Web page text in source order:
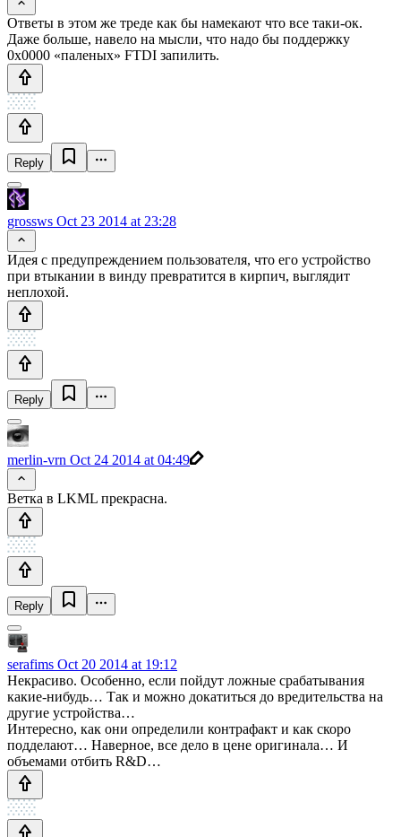
Ответы в этом же треде как бы намекают что все таки-ок.
Даже больше, навело на мысли, что надо бы поддержку
0x0000 «паленых» FTDI запилить.
Reply
grossws Oct 23 2014 at 23:28
Идея с предупреждением пользователя, что его устройство
при втыкании в винду превратится в кирпич, выглядит
неплохой.
Reply
merlin-vrn Oct 24 2014 at 04:49
Ветка в LKML прекрасна.
Reply
serafims Oct 20 2014 at 19:12
Некрасиво. Особенно, если пойдут ложные срабатывания
какие-нибудь… Так и можно докатиться до вредительства на
другие устройства…
Интересно, как они определили контрафакт и как скоро
подделают… Наверное, все дело в цене оригинала… И
объемами отбить R&D…